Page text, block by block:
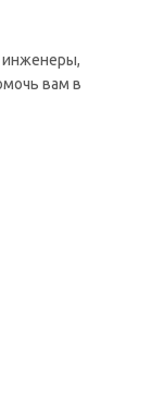
инженеры,
вам в